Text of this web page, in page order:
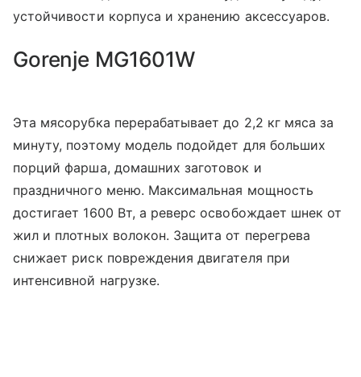
устойчивости корпуса и хранению аксессуаров.
Gorenje MG1601W
Эта мясорубка перерабатывает до 2,2 кг мяса за
минуту, поэтому модель подойдет для больших
порций фарша, домашних заготовок и
праздничного меню. Максимальная мощность
достигает 1600 Вт, а реверс освобождает шнек от
жил и плотных волокон. Защита от перегрева
снижает риск повреждения двигателя при
интенсивной нагрузке.